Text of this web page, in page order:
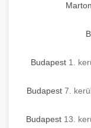
Budapest 1.
Budapest 7.
Budapest 13.